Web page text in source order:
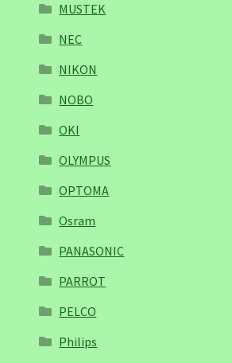
MUSTEK
NEC
NIKON
NOBO
OKI
OLYMPUS
OPTOMA
Osram
PANASONIC
PARROT
PELCO
Philips